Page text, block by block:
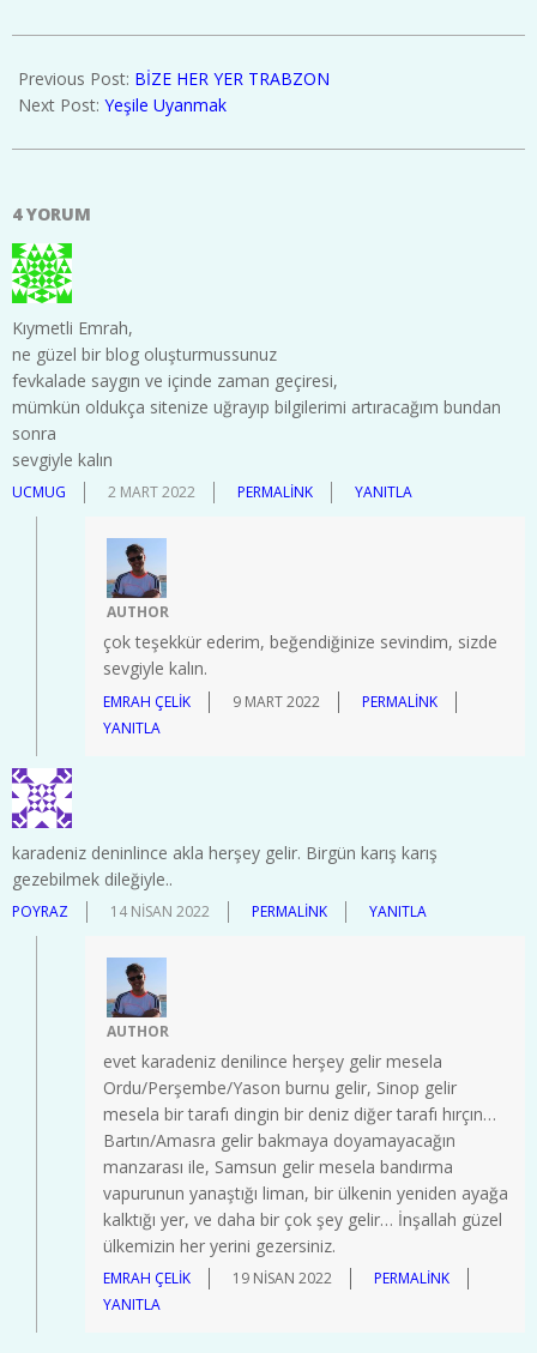
03-
22
Previous Post: BİZE HER YER TRABZON
Next Post: Yeşile Uyanmak
4 YORUM
Kıymetli Emrah,
ne güzel bir blog oluşturmussunuz
fevkalade saygın ve içinde zaman geçiresi,
mümkün oldukça sitenize uğrayıp bilgilerimi artıracağım bundan
sonra
sevgiyle kalın
UCMUG 2 MART 2022 PERMALINK YANITLA
AUTHOR
çok teşekkür ederim, beğendiğinize sevindim, sizde
sevgiyle kalın.
EMRAH ÇELIK 9 MART 2022
PERMALINK
YANITLA
karadeniz deninlince akla herşey gelir. Birgün karış karış
gezebilmek dileğiyle..
POYRAZ 14 NISAN 2022 PERMALINK YANITLA
AUTHOR
evet karadeniz denilince herşey gelir mesela
Ordu/Perşembe/Yason burnu gelir, Sinop gelir
mesela bir tarafı dingin bir deniz diğer tarafı hırçın…
Bartın/Amasra gelir bakmaya doyamayacağın
manzarası ile, Samsun gelir mesela bandırma
vapurunun yanaştığı liman, bir ülkenin yeniden ayağa
kalktığı yer, ve daha bir çok şey gelir… İnşallah güzel
ülkemizin her yerini gezersiniz.
EMRAH ÇELIK 19 NISAN 2022
PERMALINK
YANITLA